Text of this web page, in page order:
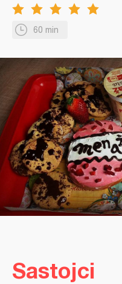
60 min
Sastojci